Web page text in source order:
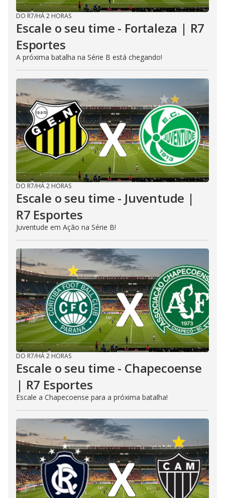
DO R7/HÁ 2 HORAS
Escale o seu time - Fortaleza | R7
Esportes
A próxima batalha na Série B está chegando!
DO R7/HÁ 2 HORAS
Escale o seu time - Juventude |
R7 Esportes
Juventude em Ação na Série B!
DO R7/HÁ 2 HORAS
Escale o seu time - Chapecoense
| R7 Esportes
Escale a Chapecoense para a próxima batalha!